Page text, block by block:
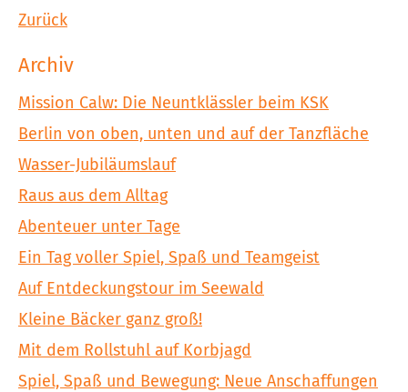
Zurück
Archiv
Mission Calw: Die Neuntklässler beim KSK
Berlin von oben, unten und auf der Tanzfläche
Wasser-Jubiläumslauf
Raus aus dem Alltag
Abenteuer unter Tage
Ein Tag voller Spiel, Spaß und Teamgeist
Auf Entdeckungstour im Seewald
Kleine Bäcker ganz groß!
Mit dem Rollstuhl auf Korbjagd
Spiel, Spaß und Bewegung: Neue Anschaffungen